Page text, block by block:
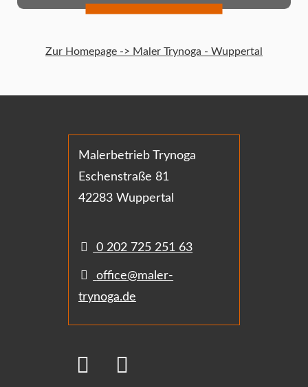
Zur Homepage -> Maler Trynoga - Wuppertal
Malerbetrieb Trynoga
Eschenstraße 81
42283 Wuppertal
0 202 725 251 63
office@maler-
trynoga.de